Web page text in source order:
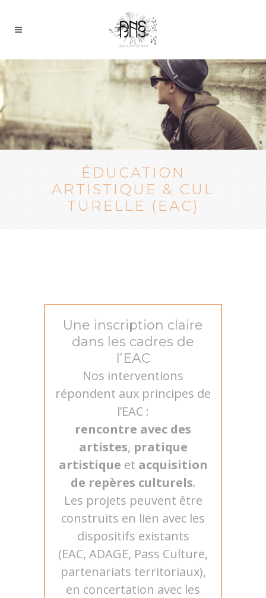
ÉDUCATION
ARTISTIQUE & CUL
TURELLE (EAC)
Une inscription claire
dans les cadres de
l’EAC
Nos interventions
répondent aux principes de
l’EAC :
rencontre avec des
artistes, pratique
artistique et acquisition
de repères culturels.
Les projets peuvent être
construits en lien avec les
dispositifs existants
(EAC, ADAGE, Pass Culture,
partenariats territoriaux),
en concertation avec les